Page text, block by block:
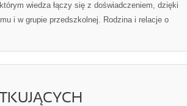
wiedza łączy się z doświadczeniem, dzięki
i w grupie przedszkolnej. Rodzina i relacje o